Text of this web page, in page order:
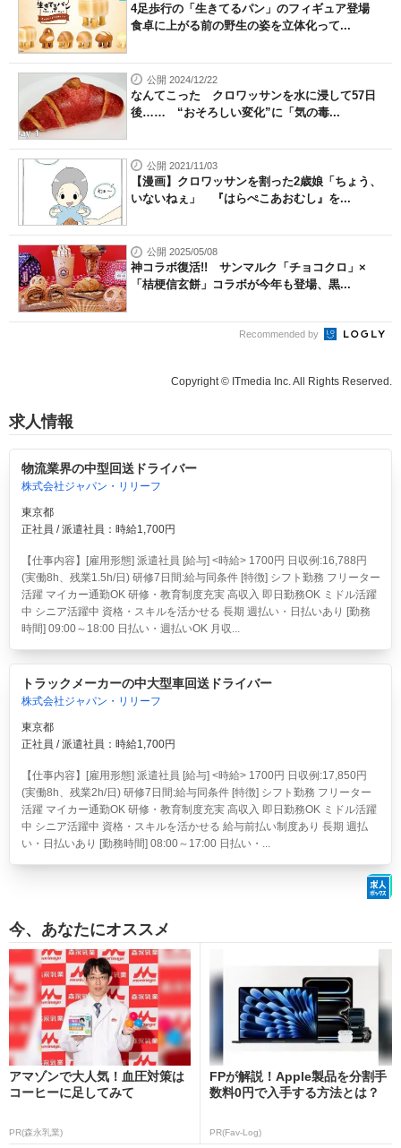
4足歩行の「生きてるパン」のフィギュア登場
食卓に上がる前の野生の姿を立体化って...
公開 2024/12/22
なんてこった クロワッサンを水に浸して57日
後…… “おそろしい変化”に「気の毒...
公開 2021/11/03
【漫画】クロワッサンを割った2歳娘「ちょう、
いないねぇ」 『はらぺこあおむし』を...
公開 2025/05/08
神コラボ復活!! サンマルク「チョコクロ」×
「桔梗信玄餅」コラボが今年も登場、黒...
Recommended by
Copyright © ITmedia Inc. All Rights Reserved.
求人情報
物流業界の中型回送ドライバー
株式会社ジャパン・リリーフ
東京都
正社員 / 派遣社員：時給1,700円
【仕事内容】[雇用形態] 派遣社員 [給与] <時給> 1700円 日収例:16,788円
(実働8h、残業1.5h/日) 研修7日間:給与同条件 [特徴] シフト勤務 フリーター
活躍 マイカー通勤OK 研修・教育制度充実 高収入 即日勤務OK ミドル活躍
中 シニア活躍中 資格・スキルを活かせる 長期 週払い・日払いあり [勤務
時間] 09:00～18:00 日払い・週払いOK 月収...
トラックメーカーの中大型車回送ドライバー
株式会社ジャパン・リリーフ
東京都
正社員 / 派遣社員：時給1,700円
【仕事内容】[雇用形態] 派遣社員 [給与] <時給> 1700円 日収例:17,850円
(実働8h、残業2h/日) 研修7日間:給与同条件 [特徴] シフト勤務 フリーター
活躍 マイカー通勤OK 研修・教育制度充実 高収入 即日勤務OK ミドル活躍
中 シニア活躍中 資格・スキルを活かせる 給与前払い制度あり 長期 週払
い・日払いあり [勤務時間] 08:00～17:00 日払い・...
今、あなたにオススメ
アマゾンで大人気！血圧対策は
コーヒーに足してみて
PR(森永乳業)
FPが解説！Apple製品を分割手
数料0円で入手する方法とは？
PR(Fav-Log)